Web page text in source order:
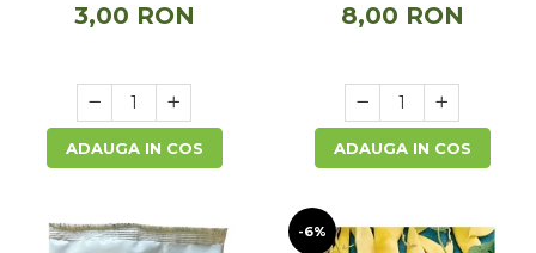
3,00 RON
ADAUGA IN COS
8,00 RON
ADAUGA IN COS
-6%